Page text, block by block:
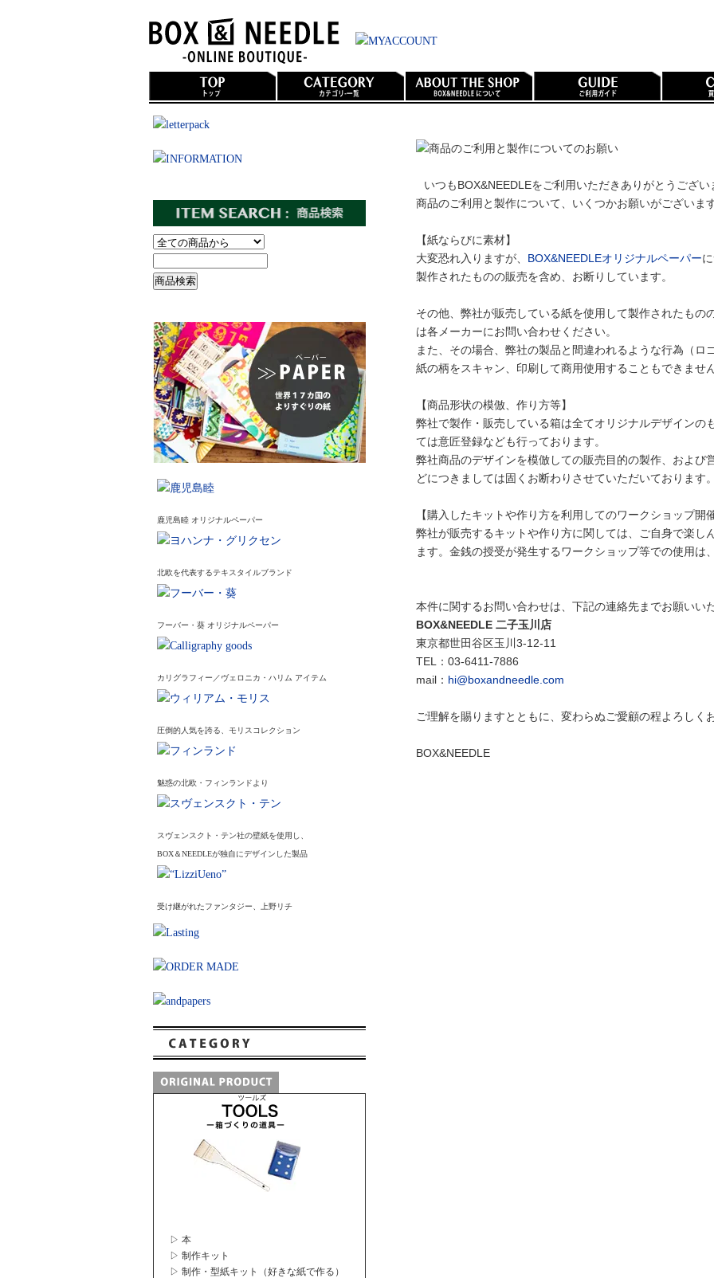
鹿児島睦 オリジナルペーパー
北欧を代表するテキスタイルブランド
フーバー・葵 オリジナルペーパー
カリグラフィー／ヴェロニカ・ハリム アイテム
圧倒的人気を誇る、モリスコレクション
魅惑の北欧・フィンランドより
スヴェンスクト・テン社の壁紙を使用し、
BOX＆NEEDLEが独自にデザインした製品
受け継がれたファンタジー、上野リチ
▷ 本
▷ 制作キット
▷ 制作・型紙キット（好きな紙で作る）
いつもBOX&NEEDLEをご利用いただきありがとうござい
商品のご利用と製作について、いくつかお願いがございます
【紙ならびに素材】
大変恐れ入りますが、 BOX&NEEDLEオリジナルペーパー
製作されたものの販売を含め、お断りしています。
その他、弊社が販売している紙を使用して製作されたもの
は各メーカーにお問い合わせください。
また、その場合、弊社の製品と間違われるような行為（ロ
紙の柄をスキャン、印刷して商用使用することもできません
【商品形状の模倣、作り方等】
弊社で製作・販売している箱は全てオリジナルデザインの
ては意匠登録なども行っております。
弊社商品のデザインを模倣しての販売目的の製作、および
どにつきましては固くお断わりさせていただいております。
【購入したキットや作り方を利用してのワークショップ開
弊社が販売するキットや作り方に関しては、ご自身で楽し
ます。金銭の授受が発生するワークショップ等での使用は
本件に関するお問い合わせは、下記の連絡先までお願いい
BOX&NEEDLE 二子玉川店
東京都世田谷区玉川3-12-11
TEL：03-6411-7886
mail： hi@boxandneedle.com
ご理解を賜りますとともに、変わらぬご愛顧の程よろしく
BOX&NEEDLE